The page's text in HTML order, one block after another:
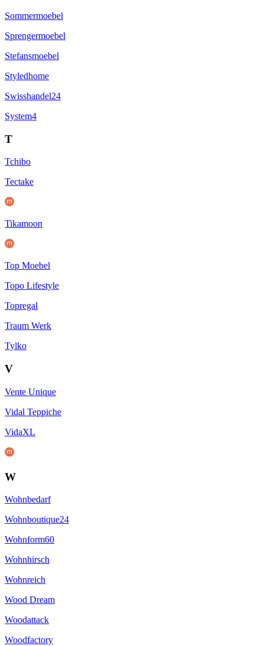
Sommermoebel
Sprengermoebel
Stefansmoebel
Styledhome
Swisshandel24
System4
T
Tchibo
Tectake
Tikamoon
Top Moebel
Topo Lifestyle
Topregal
Traum Werk
Tylko
V
Vente Unique
Vidal Teppiche
VidaXL
W
Wohnbedarf
Wohnboutique24
Wohnform60
Wohnhirsch
Wohnreich
Wood Dream
Woodattack
Woodfactory